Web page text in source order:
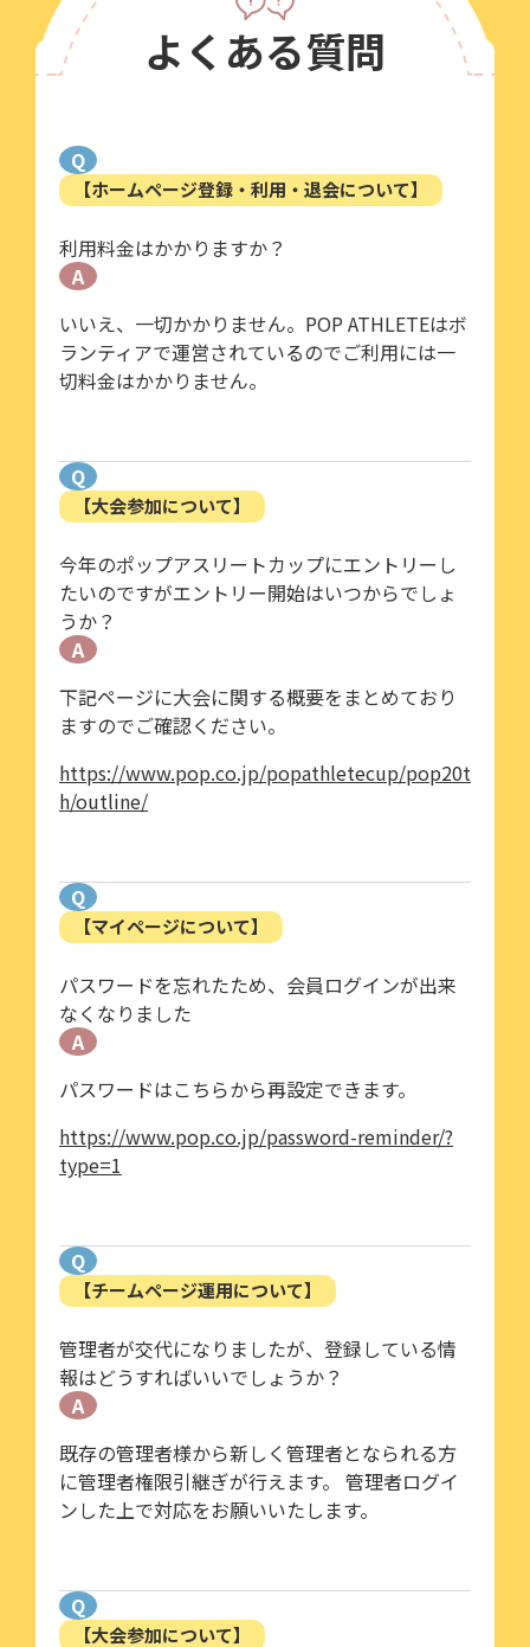
よくある質問
Q
【ホームページ登録・利用・退会について】
利用料金はかかりますか？
A
いいえ、一切かかりません。POP ATHLETEはボ
ランティアで運営されているのでご利用には一
切料金はかかりません。
Q
【大会参加について】
今年のポップアスリートカップにエントリーし
たいのですがエントリー開始はいつからでしょ
うか？
A
下記ページに大会に関する概要をまとめており
ますのでご確認ください。
https://www.pop.co.jp/popathletecup/pop20t
h/outline/
Q
【マイページについて】
パスワードを忘れたため、会員ログインが出来
なくなりました
A
パスワードはこちらから再設定できます。
https://www.pop.co.jp/password-reminder/?
type=1
Q
【チームページ運用について】
管理者が交代になりましたが、登録している情
報はどうすればいいでしょうか？
A
既存の管理者様から新しく管理者となられる方
に管理者権限引継ぎが行えます。 管理者ログイ
ンした上で対応をお願いいたします。
Q
【大会参加について】